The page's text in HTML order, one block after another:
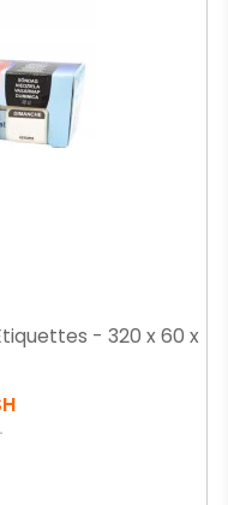
- 320 x 60 x